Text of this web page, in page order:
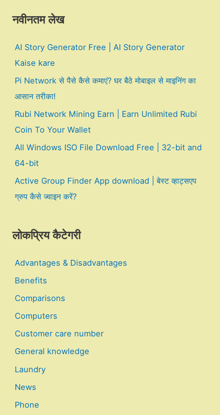
नवीनतम लेख
AI Story Generator Free | AI Story Generator
Kaise kare
Pi Network से पैसे कैसे कमाएं? घर बैठे मोबाइल से माइनिंग का
आसान तरीका!
Rubi Network Mining Earn | Earn Unlimited Rubi
Coin To Your Wallet
All Windows ISO File Download Free | 32-bit and
64-bit
Active Group Finder App download | बेस्ट व्हाट्सएप
ग्रुप कैसे ज्वाइन करें?
लोकप्रिय कैटेगरी
Advantages & Disadvantages
Benefits
Comparisons
Computers
Customer care number
General knowledge
Laundry
News
Phone